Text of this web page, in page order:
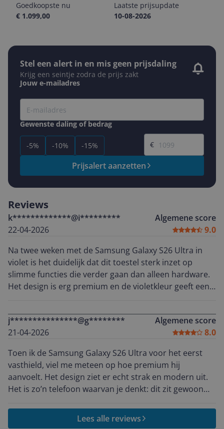
Goedkoopste nu
€ 1.099,00
Laatste prijsupdate
10-08-2026
Stel een alert in en mis geen prijsdaling
Krijg een seintje zodra de prijs zakt
Jouw e-mailadres
Gewenste daling of bedrag
-5% -10% -15%
Gewenste prijs
€
Prijsalert aanzetten
Reviews
k*************@i*********
22-04-2026
Algemene score
9.0
Na twee weken met de Samsung Galaxy S26 Ultra in
violet is het duidelijk dat dit toestel sterk inzet op
slimme functies die verder gaan dan alleen hardware.
Het design is erg premium en de violetkleur geeft een
minpunt: de telefoon wiebelt duidelijk op tafel, wat in
dagelijks gebruik soms irritant is. De privacy display is
Het scherm gebruikt een soort geavanceerde
kijkhoekfiltering waardoor alleen de gebruiker recht
van voren volledige helderheid ziet. Dit werkt niet
alleen voor meldingen of chats, maar ook bij foto’s,
documenten en zelfs video’s. Het geeft een extra
gevoel van controle over je privacy zonder dat je extra
j***************@g********
21-04-2026
Algemene score
8.0
Toen ik de Samsung Galaxy S26 Ultra voor het eerst
vasthield, viel me meteen op hoe premium hij
aanvoelt. Het design ziet er echt strak en modern uit.
Het is zo’n telefoon waarvan je denkt: dit zit gewoon
eerlijk gezegd vergeet je dat snel als je ziet wat je
ervoor terugkrijgt. De camera is echt heel goed. Foto’s
Lees alle reviews